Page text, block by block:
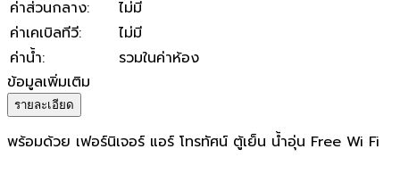
ค่าส่วนกลาง:
ไม่มี
ค่าเคเบิลทีวี:
ไม่มี
ค่าน้ำ:
รวมในค่าห้อง
ข้อมูลเพิ่มเติม
รายละเอียด
พร้อมด้วย เฟอร์นิเจอร์ แอร์ โทรทัศน์ ตู้เย็น น้ำอุ่น Free Wi Fi